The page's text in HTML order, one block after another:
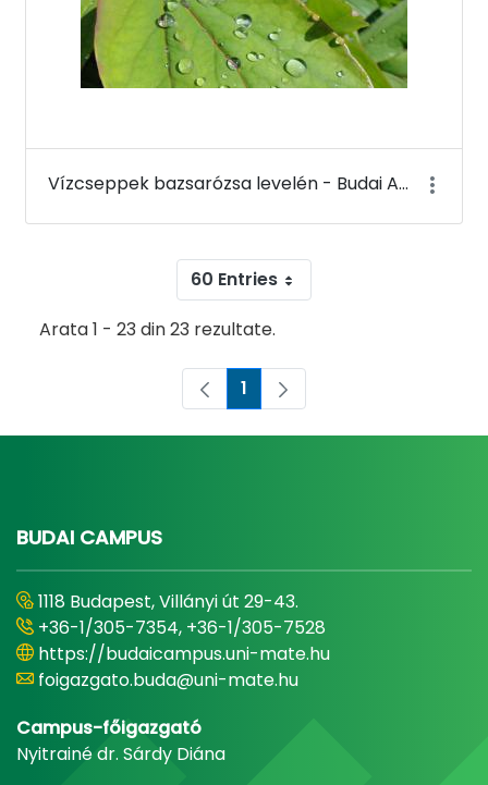
Vízcseppek bazsarózsa levelén - Budai Arborétum
60 Entries
Arata 1 - 23 din 23 rezultate.
Pagina
1
BUDAI CAMPUS
1118 Budapest, Villányi út 29-43.
+36-1/305-7354, +36-1/305-7528
https://budaicampus.uni-mate.hu
foigazgato.buda@uni-mate.hu
Campus-főigazgató
Nyitrainé dr. Sárdy Diána